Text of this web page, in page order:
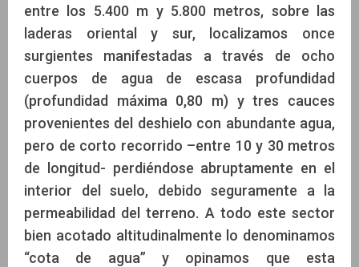
entre los 5.400 m y 5.800 metros, sobre las
laderas oriental y sur, localizamos once
surgientes manifestadas a través de ocho
cuerpos de agua de escasa profundidad
(profundidad máxima 0,80 m) y tres cauces
provenientes del deshielo con abundante agua,
pero de corto recorrido –entre 10 y 30 metros
de longitud- perdiéndose abruptamente en el
interior del suelo, debido seguramente a la
permeabilidad del terreno. A todo este sector
bien acotado altitudinalmente lo denominamos
“cota de agua” y opinamos que esta